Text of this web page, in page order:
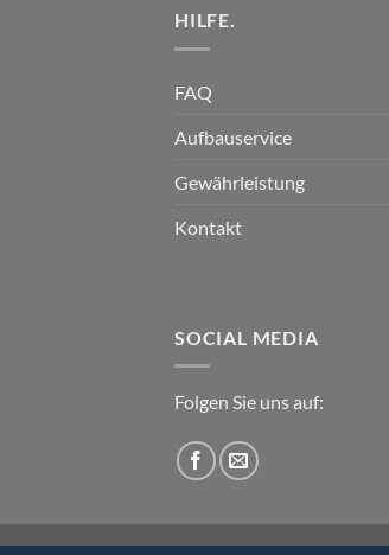
HILFE.
FAQ
Aufbauservice
Gewährleistung
Kontakt
SOCIAL MEDIA
Folgen Sie uns auf:
DIE MANUFAKTUR